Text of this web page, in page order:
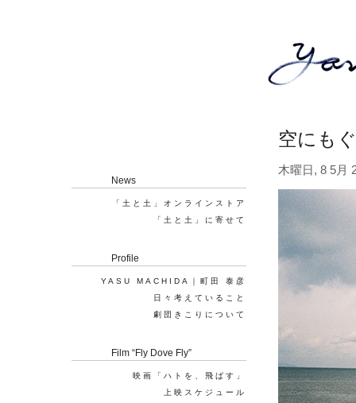
空にも
木曜日, 8 5月
News
「土と土」オンラインストア
「土と土」に寄せて
Profile
YASU MACHIDA｜町田 泰彦
日々考えていること
劇団きこりについて
Film “Fly Dove Fly”
映画「ハトを、飛ばす」
上映スケジュール